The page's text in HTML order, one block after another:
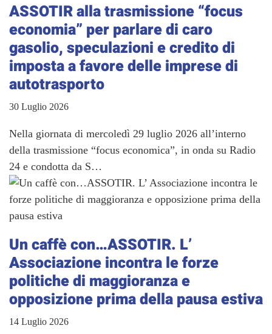
ASSOTIR alla trasmissione “focus
economia” per parlare di caro
gasolio, speculazioni e credito di
imposta a favore delle imprese di
autotrasporto
30 Luglio 2026
Nella giornata di mercoledì 29 luglio 2026 all’interno
della trasmissione “focus economica”, in onda su Radio
24 e condotta da S…
Un caffè con…ASSOTIR. L’
Associazione incontra le forze
politiche di maggioranza e
opposizione prima della pausa estiva
14 Luglio 2026